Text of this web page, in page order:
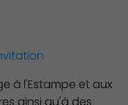
à l'Estampe et aux
ainsi qu'à des